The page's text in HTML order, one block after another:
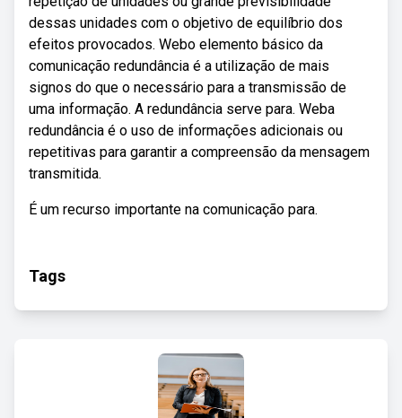
dessas unidades com o objetivo de equilíbrio dos
efeitos provocados. Webo elemento básico da
comunicação redundância é a utilização de mais
signos do que o necessário para a transmissão de
uma informação. A redundância serve para. Weba
redundância é o uso de informações adicionais ou
repetitivas para garantir a compreensão da mensagem
transmitida.
É um recurso importante na comunicação para.
Tags